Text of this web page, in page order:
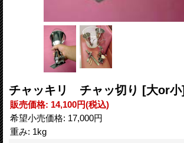
チャッキリ チャッ切り [大or小]
販売価格: 14,100円(税込)
希望小売価格: 17,000円
重み: 1kg